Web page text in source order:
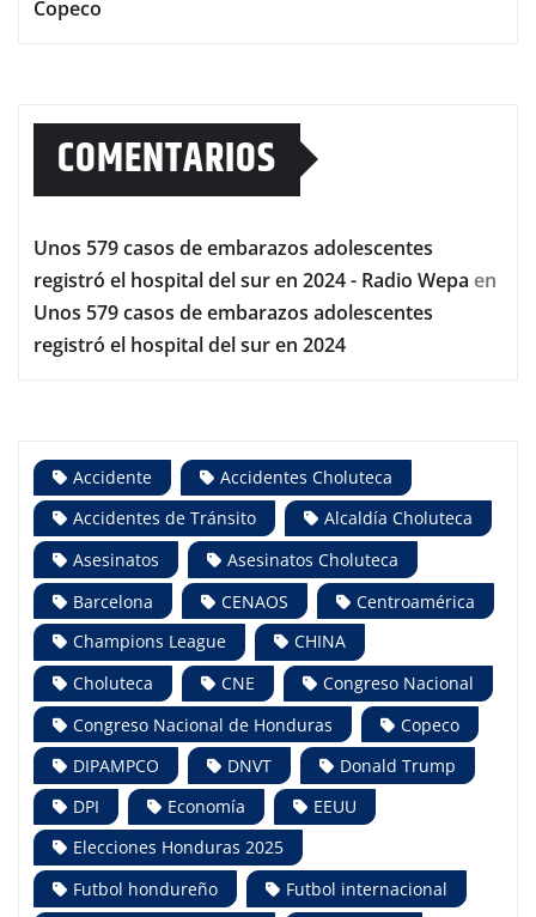
Copeco
COMENTARIOS
Unos 579 casos de embarazos adolescentes
registró el hospital del sur en 2024 - Radio Wepa en
Unos 579 casos de embarazos adolescentes
registró el hospital del sur en 2024
Accidente
Accidentes Choluteca
Accidentes de Tránsito
Alcaldía Choluteca
Asesinatos
Asesinatos Choluteca
Barcelona
CENAOS
Centroamérica
Champions League
CHINA
Choluteca
CNE
Congreso Nacional
Congreso Nacional de Honduras
Copeco
DIPAMPCO
DNVT
Donald Trump
DPI
Economía
EEUU
Elecciones Honduras 2025
Futbol hondureño
Futbol internacional